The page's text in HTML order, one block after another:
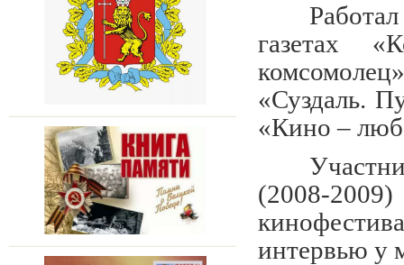
газетах
«Суздаль.
«Кино –
(2008-
интервью у